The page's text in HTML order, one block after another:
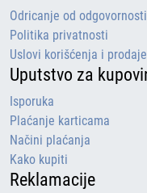
Odricanje od odgovornosti
Politika privatnosti
Uslovi korišćenja i prodaje
Uputstvo za
Isporuka
Plaćanje karticama
Načini plaćanja
Kako kupiti
Reklamacije